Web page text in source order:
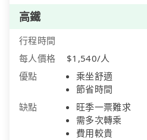
高鐵
行程時間
每人價格
$1,540/人
優點
乘坐舒適
節省時間
缺點
旺季一票難求
需多次轉乘
費用較貴